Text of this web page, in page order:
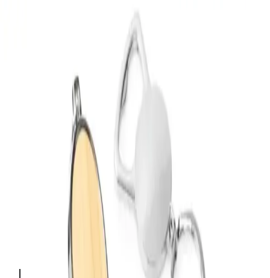
Alto X Profundo): Con Argolla: (3,8 X 9,2 X 0,3).
Sin Argolla: (3,8 X 5,8 X 0,3). Peso: 21 gr.
AGREGAR A COTIZACIÓN
Información Importante
Personalización disponible (logo, colores,
grabado)
Cotización sin compromiso
Envíos a todo Colombia
Productos Relacionados